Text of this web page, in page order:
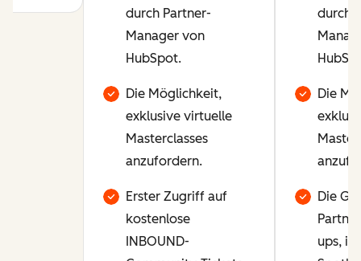
durch Partner-
Manager von
HubSpot.
Die Möglichkeit,
exklusive virtuelle
Masterclasses
anzufordern.
Erster Zugriff auf
kostenlose
INBOUND-
durch
Die
Die
ups, in